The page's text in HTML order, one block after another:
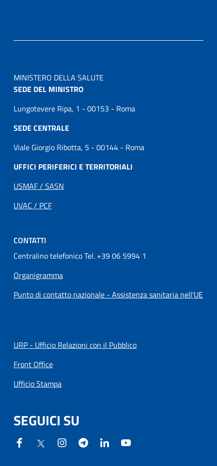
MINISTERO DELLA SALUTE
SEDE DEL MINISTRO
Lungotevere Ripa, 1 - 00153 - Roma
SEDE CENTRALE
Viale Giorgio Ribotta, 5 - 00144 - Roma
UFFICI PERIFERICI E TERRITORIALI
USMAF / SASN
UVAC / PCF
CONTATTI
Centralino telefonico Tel. +39 06 5994 1
Organigramma
Punto di contatto nazionale - Assistenza sanitaria nell'UE
URP - Ufficio Relazioni con il Pubblico
Front Office
Ufficio Stampa
SEGUICI SU